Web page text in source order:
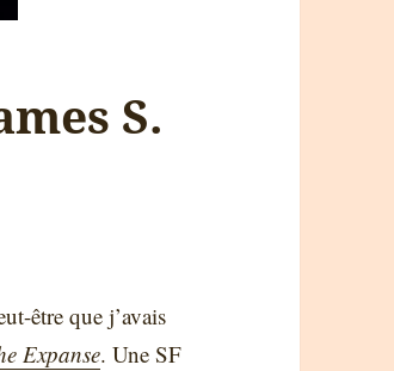
S.
être que j’avais
Expanse. Une SF